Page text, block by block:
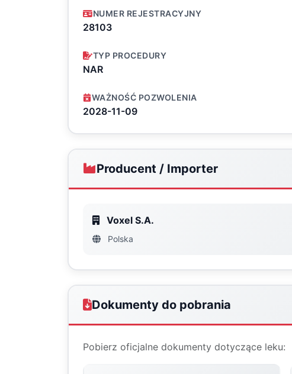
NUMER REJESTRACYJNY
28103
TYP PROCEDURY
NAR
WAŻNOŚĆ POZWOLENIA
2028-11-09
Producent / Importer
Voxel S.A.
Polska
Dokumenty do pobrania
Pobierz oficjalne dokumenty dotyczące leku: